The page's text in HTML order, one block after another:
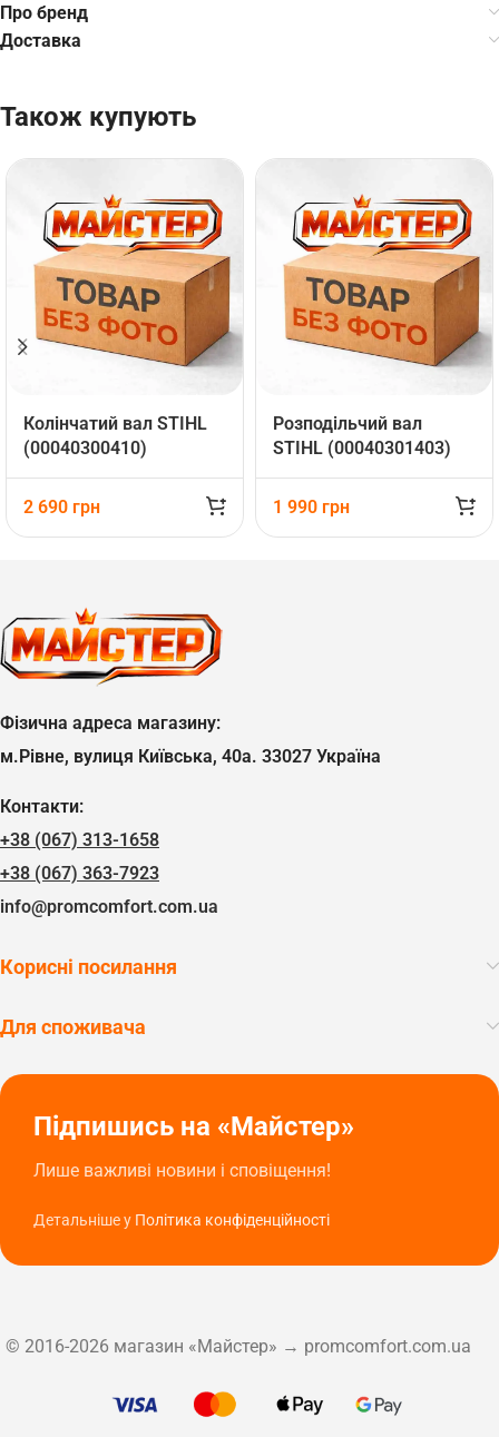
Про бренд
Доставка
Також купують
Колінчатий вал STIHL
(00040300410)
2 690 грн
Розподільчий вал
STIHL (00040301403)
1 990 грн
Фізична адреса магазину:
м.Рівне, вулиця Київська, 40а. 33027 Україна
Контакти:
+38 (067) 313-1658
+38 (067) 363-7923
info@promcomfort.com.ua
Корисні посилання
Для споживача
Підпишись на «Майстер»
Лише важливі новини і сповіщення!
Детальніше у Політика конфіденційності
© 2016-2026 магазин «Майстер» → promcomfort.com.ua